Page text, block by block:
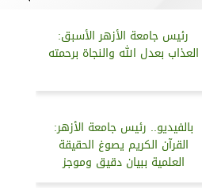
رئيس جامعة الأزهر الأسبق:
العذاب بعدل الله والنجاة برحمته
بالفيديو.. رئيس جامعة الأزهر:
القرآن الكريم يصوغ الحقيقة
العلمية ببيان دقيق وموجز